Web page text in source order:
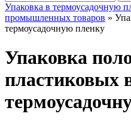
Упаковка в термоусадочную
промышленных товаров »
термоусадочную пленку
Упаковка
пластиковых